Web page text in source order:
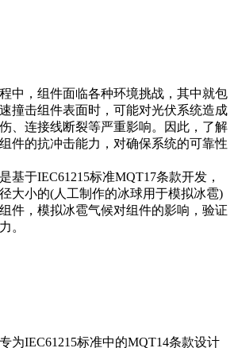
中，组件面临各种环境挑战，其中就包
撞击组件表面时，可能对光伏系统造成
、连接线断裂等严重影响。因此，了解
件的抗冲击能力，对确保系统的可靠性
基于IEC61215标准MQT17条款开发，
大小的(人工制作的冰球用于模拟冰雹)
件，模拟冰雹气候对组件的影响，验证
。
为IEC61215标准中的MQT14条款设计